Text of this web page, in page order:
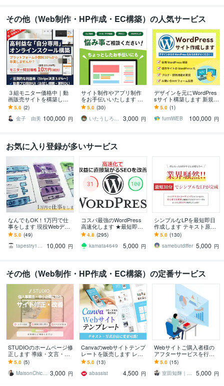
その他（Web制作・HP作成・EC構築）の人気サービス
３組モニター価格中｜動
画販売サイトを構築しま
す プラットフォームへの
高額手数料を卒業し利益
を最大化します
5.0 (2)
金子 由美 100,000 円
サイト制作やアプリ制作
をお手伝いいたします デ
ザイン・コーディング・
プログラミングの悩み事
相談ください！
5.0 (30)
いたうしろ｜Desigh ＆ Web
3,000 円
デザインを元にWordPres
sサイト構築します 新規構
築・静的サイトのWordPr
ess化おまかせください！
5.0 (1)
fumiWEB
100,000 円
お気に入り登録が多いサービス
なんでもOK！1万円で仕
事をします 現役Webデザ
イナーが誠実に対応しま
す
5.0 (49)
tapestry1975
10,000 円
コスパ最強のWordPress
高速化します ★最短即日
★検索順位ＵＰ！★100点
実績★アクセス数ＵＰ！
★
4.8 (295)
kamata4649
5,000 円
シンプルなLPを最短即日
作成します テキスト原稿
を元にhtmlとcssだけでコ
ーディングします。
5.0 (130)
samebutdiffer 5,000 円
その他（Web制作・HP作成・EC構築）の定番サービス
STUDIOのホームページ修
正します 導線・文言・ス
マホ表示を整えます
5.0 (5)
MaisonChic_2023 3,000 円
Canvaのwebサイトテンプ
レートを販売します レス
ポンシブ対応・自由に編
集可能(サービス紹介ver)
5.0 (13)
abassist
4,500 円
Webサイトご購入者様の
アフターサービスを行い
ます 実際にホームページ
運営に発生した問題を解
消します
5.0 (15)
室田知輝｜株式会社PUNGI
5,000 円